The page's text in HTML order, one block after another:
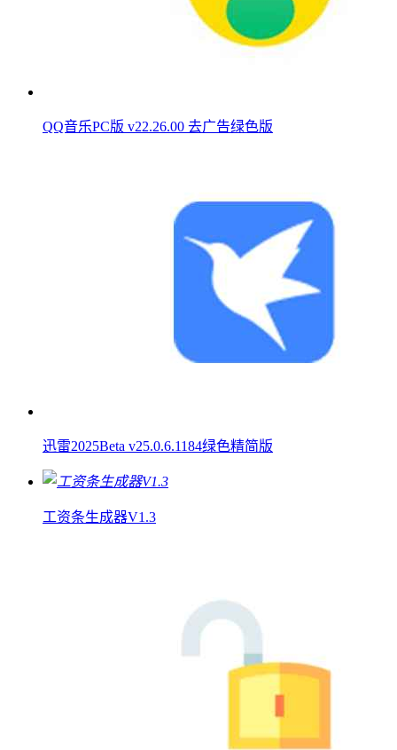
QQ音乐PC版 v22.26.00 去广告绿色版
迅雷2025Beta v25.0.6.1184绿色精简版
工资条生成器V1.3